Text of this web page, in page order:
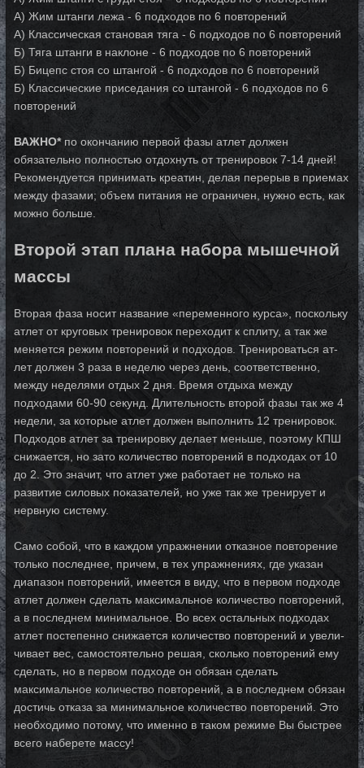
А) Жим штанги лежа - 6 подходов по 6 повторений
А) Классическая становая тяга - 6 подходов по 6 повторений
Б) Тяга штанги в наклоне - 6 подходов по 6 повторений
Б) Бицепс стоя со штангой - 6 подходов по 6 повторений
Б) Классические приседания со штангой - 6 подходов по 6
повторений
ВАЖНО*по окончанию первой фазы атлет должен
обязательно полностью отдохнуть от тренировок 7-14 дней!
Рекомендуется принимать креатин, де­лая пе­ре­рыв в приемах
между фазами; объем питания не ограничен, нужно есть, как
можно больше.
Второй этап плана набора мышечной
массы
Вторая фаза носит название «переменного курса», поскольку
атлет от круговых тре­ни­ро­вок пе­ре­хо­дит к сплиту, а так же
меняется режим повторений и подходов. Тре­ни­ро­вать­ся ат­
лет должен 3 раза в неделю через день, соответственно,
между не­де­ля­ми от­дых 2 дня. Время отдыха между
подходами 60-90 секунд. Длительность вто­рой фа­зы так же 4
недели, за которые атлет должен выполнить 12 тренировок.
Под­хо­дов ат­лет за тре­ни­ров­ку делает меньше, поэтому КПШ
снижается, но зато количество повторений в подходах от 10
до 2. Это значит, что атлет уже работает не только на
развитие силовых показателей, но уже так же тренирует и
нервную систему.
Само собой, что в каждом упражнении отказное повторение
только последнее, причем, в тех упражнениях, где указан
диапазон повторений, имеется в виду, что в первом под­хо­де
атлет должен сделать максимальное количество повторений,
а в последнем ми­ни­маль­ное. Во всех остальных подходах
атлет постепенно снижается количество пов­то­ре­ний и уве­ли­
чи­ва­ет вес, самостоятельно решая, сколько повторений ему
сделать, но в пер­вом под­хо­де он обязан сделать
максимальное количество повторений, а в пос­лед­нем обя­зан
дос­тичь отказа за минимальное количество повторений. Это
не­об­хо­ди­мо по­то­му, что именно в таком режиме Вы быстрее
всего наберете массу!